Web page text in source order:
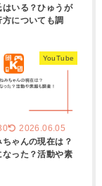
はいる？ひゅうが
方についても調
YouTube
2026.06.05
ゃんの現在は？
なった？活動や素